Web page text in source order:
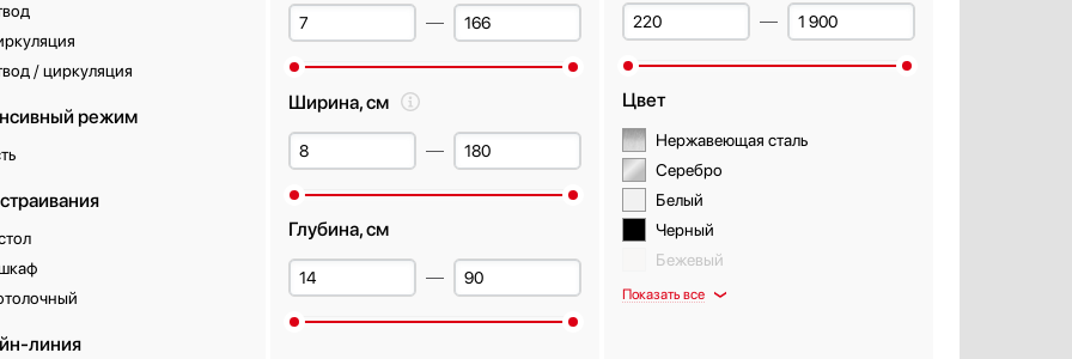
/ циркуляция
режим
линия
Ширина, см
Глубина, см
Цвет
Нержавеющая сталь
Серебро
Белый
Черный
Бежевый
Показать все